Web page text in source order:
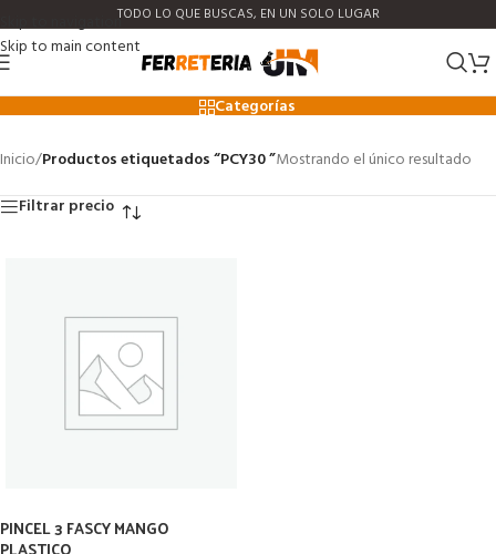
Skip to navigation
Skip to main content
TODO LO QUE BUSCAS, EN UN SOLO LUGAR
PCY30
Categorías
Inicio/Productos etiquetados “PCY30 ”Mostrando el único resultado
Filtrar precio
PINCEL 3 FASCY MANGO